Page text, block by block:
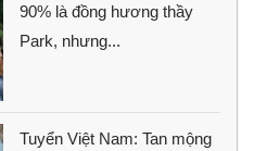
90% là đồng hương thầy
Park, nhưng...
Tuyển Việt Nam: Tan mộng